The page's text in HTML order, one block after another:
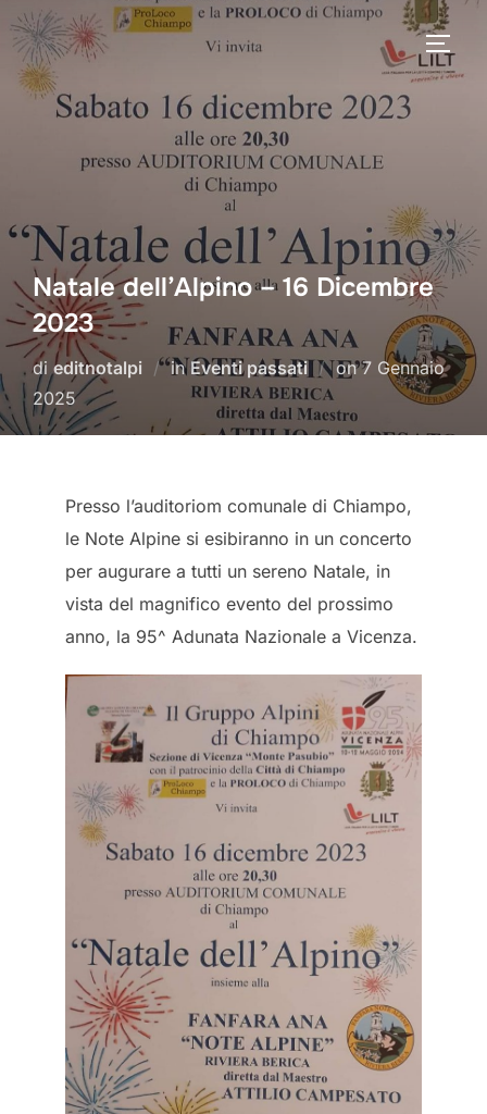
Salta
contenuto
Natale dell’Alpino – 16 Dicembre
2023
dieditnotalpi in Eventi passati onPubblicato
7 Gennaio
2025
Presso l’auditoriom comunale di Chiampo,
le Note Alpine si esibiranno in un concerto
per augurare a tutti un sereno Natale, in
vista del magnifico evento del prossimo
anno, la 95^ Adunata Nazionale a Vicenza.